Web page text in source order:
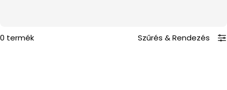
c
0 termék Szűrés &Rendezés